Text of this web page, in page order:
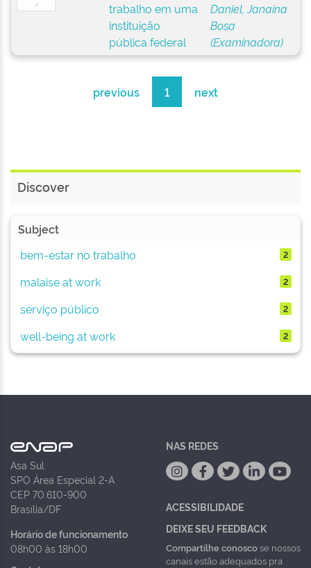
trabalho em uma
instituição
pública federal
Daniel, Janaína
Bosa
(Examinadora)
previous 1 next
Discover
Subject
bem-estar no trabalho
2
malaise at work 2
serviço público 2
well-being at work 2
Asa Sul
SPO Área Especial 2-A
CEP 70.610-900
Brasília/DF
Horário de funcionamento
08h00 às 18h00
NAS REDES
ACESSIBILIDADE
DEIXE SEU FEEDBACK
Compartilhe conoscose nossos
canais estão adequados pra